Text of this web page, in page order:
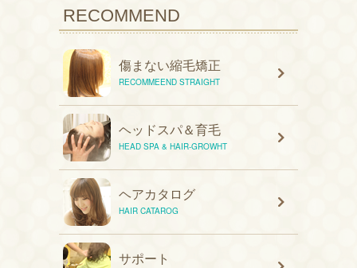
RECOMMEND
傷まない縮毛矯正
RECOMMEEND STRAIGHT
ヘッドスパ＆育毛
HEAD SPA & HAIR-GROWHT
ヘアカタログ
HAIR CATAROG
サポート